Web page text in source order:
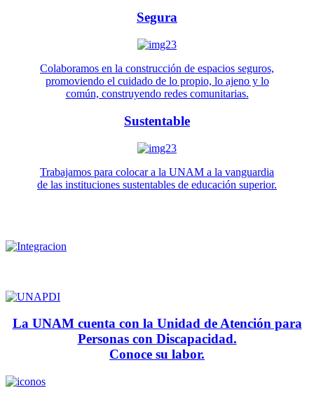
Segura
Colaboramos en la construcción de espacios seguros,
promoviendo el cuidado de lo propio, lo ajeno y lo
común, construyendo redes comunitarias.
Sustentable
Trabajamos para colocar a la UNAM a la vanguardia
de las instituciones sustentables de educación superior.
La UNAM cuenta con la Unidad de Atención para
Personas con Discapacidad.
Conoce su labor.